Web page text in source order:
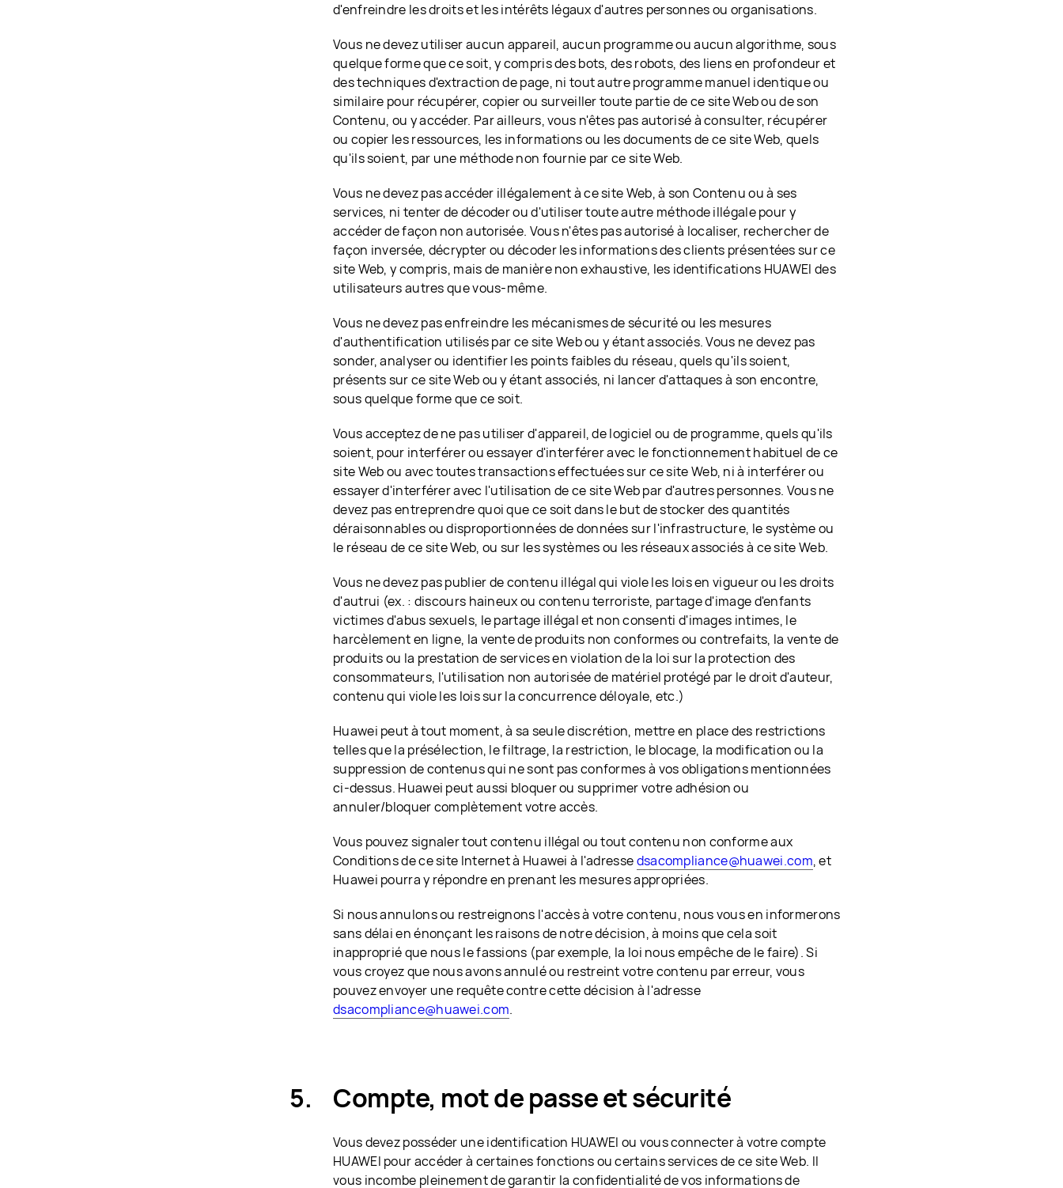
d'enfreindre les droits et les intérêts légaux d'autres personnes ou organisations.
Vous ne devez utiliser aucun appareil, aucun programme ou aucun algorithme, sous
quelque forme que ce soit, y compris des bots, des robots, des liens en profondeur et
des techniques d'extraction de page, ni tout autre programme manuel identique ou
similaire pour récupérer, copier ou surveiller toute partie de ce site Web ou de son
Contenu, ou y accéder. Par ailleurs, vous n'êtes pas autorisé à consulter, récupérer
ou copier les ressources, les informations ou les documents de ce site Web, quels
qu'ils soient, par une méthode non fournie par ce site Web.
Vous ne devez pas accéder illégalement à ce site Web, à son Contenu ou à ses
services, ni tenter de décoder ou d'utiliser toute autre méthode illégale pour y
accéder de façon non autorisée. Vous n'êtes pas autorisé à localiser, rechercher de
façon inversée, décrypter ou décoder les informations des clients présentées sur ce
site Web, y compris, mais de manière non exhaustive, les identifications HUAWEI des
utilisateurs autres que vous-même.
Vous ne devez pas enfreindre les mécanismes de sécurité ou les mesures
d'authentification utilisés par ce site Web ou y étant associés. Vous ne devez pas
sonder, analyser ou identifier les points faibles du réseau, quels qu'ils soient,
présents sur ce site Web ou y étant associés, ni lancer d'attaques à son encontre,
sous quelque forme que ce soit.
Vous acceptez de ne pas utiliser d'appareil, de logiciel ou de programme, quels qu'ils
soient, pour interférer ou essayer d'interférer avec le fonctionnement habituel de ce
site Web ou avec toutes transactions effectuées sur ce site Web, ni à interférer ou
essayer d'interférer avec l'utilisation de ce site Web par d'autres personnes. Vous ne
devez pas entreprendre quoi que ce soit dans le but de stocker des quantités
déraisonnables ou disproportionnées de données sur l'infrastructure, le système ou
le réseau de ce site Web, ou sur les systèmes ou les réseaux associés à ce site Web.
Vous ne devez pas publier de contenu illégal qui viole les lois en vigueur ou les droits
d'autrui (ex. : discours haineux ou contenu terroriste, partage d'image d'enfants
victimes d'abus sexuels, le partage illégal et non consenti d'images intimes, le
harcèlement en ligne, la vente de produits non conformes ou contrefaits, la vente de
produits ou la prestation de services en violation de la loi sur la protection des
consommateurs, l'utilisation non autorisée de matériel protégé par le droit d'auteur,
contenu qui viole les lois sur la concurrence déloyale, etc.)
Huawei peut à tout moment, à sa seule discrétion, mettre en place des restrictions
telles que la présélection, le filtrage, la restriction, le blocage, la modification ou la
suppression de contenus qui ne sont pas conformes à vos obligations mentionnées
ci-dessus. Huawei peut aussi bloquer ou supprimer votre adhésion ou
annuler/bloquer complètement votre accès.
Vous pouvez signaler tout contenu illégal ou tout contenu non conforme aux
Conditions de ce site Internet à Huawei à l'adressedsacompliance@huawei.com, et
Huawei pourra y répondre en prenant les mesures appropriées.
Si nous annulons ou restreignons l'accès à votre contenu, nous vous en informerons
sans délai en énonçant les raisons de notre décision, à moins que cela soit
inapproprié que nous le fassions (par exemple, la loi nous empêche de le faire). Si
vous croyez que nous avons annulé ou restreint votre contenu par erreur, vous
pouvez envoyer une requête contre cette décision à l'adresse
dsacompliance@huawei.com.
Compte, mot de passe et sécurité
Vous devez posséder une identification HUAWEI ou vous connecter à votre compte
HUAWEI pour accéder à certaines fonctions ou certains services de ce site Web. Il
vous incombe pleinement de garantir la confidentialité de vos informations de